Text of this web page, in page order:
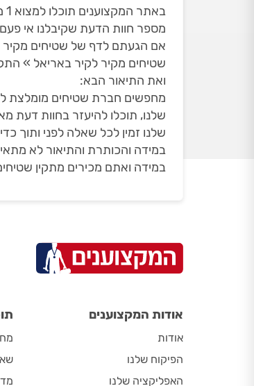
באתר המקצוענים תוכלו למצוא 1 מתקיני שטיחים באריאל. זאת מתוך 3 מתקיני שטיחים שאי פעם הופיעו באריאל ואת חלקם הסרנו עקב חוות הדעת שלכם.
מספר חוות הדעת שקיבלנו אי פעם
אם הגעתם לדף של שטיחים מקיר
שטיחים מקיר לקיר באריאל »
ואת התיאור הבא:
מחפשים חברת שטיחים מומלצת
שלנו, תוכלו להיעזר בחוות דעת
שלנו זמין לכל שאלה לפני ותוך
במידה והכותרת והתיאור לא
במידה ואתם מכירים מתקין
אודות המקצוענים
אודות
הפיקוח שלנו
האפליקציה שלנו